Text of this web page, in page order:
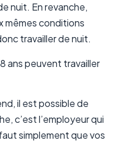
nuit. En revanche,
mêmes conditions
travailler de nuit.
ans peuvent travailler
il est possible de
c’est l’employeur qui
simplement que vos